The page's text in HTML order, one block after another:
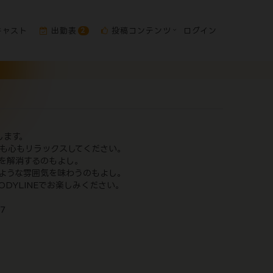
スト 出勤表 2 投稿コンテンツ ログイン
す。
もリラックスしてください。
解消するのもよし。
な雰囲気を味わうのもよし。
でお楽しみください。